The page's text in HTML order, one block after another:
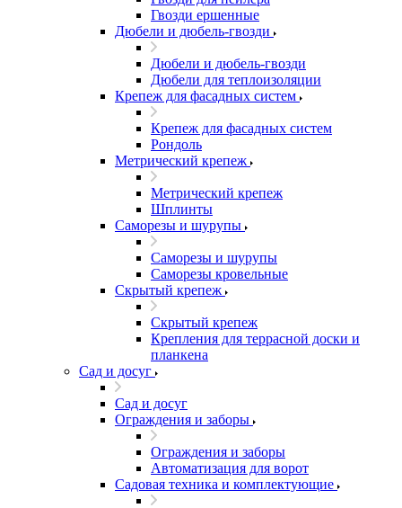
Гвозди ершенные
Дюбели и дюбель-гвозди
Дюбели и дюбель-гвозди
Дюбели для теплоизоляции
Крепеж для фасадных систем
Крепеж для фасадных систем
Рондоль
Метрический крепеж
Метрический крепеж
Шплинты
Саморезы и шурупы
Саморезы и шурупы
Саморезы кровельные
Скрытый крепеж
Скрытый крепеж
Крепления для террасной доски и
планкена
Сад и досуг
Сад и досуг
Ограждения и заборы
Ограждения и заборы
Автоматизация для ворот
Садовая техника и комплектующие